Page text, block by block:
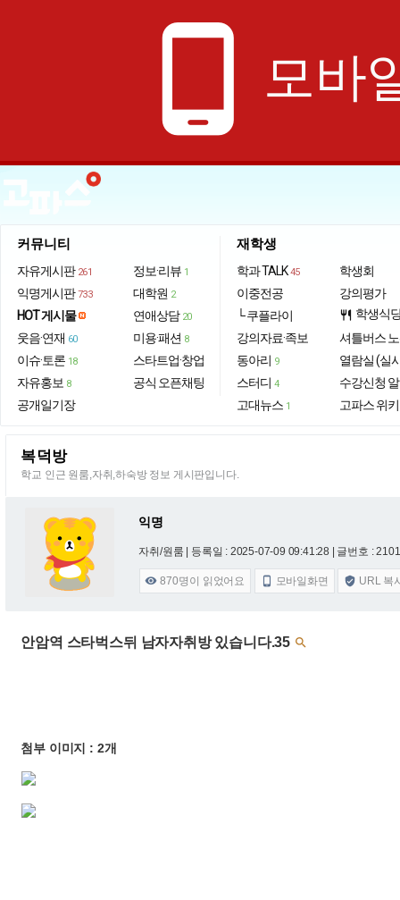
phone_android 모바
커뮤니티
자유게시판 261
익명게시판 733
HOT 게시물
웃음·연재 60
이슈·토론 18
자유홍보 8
공개일기장
정보·리뷰 1
대학원 2
연애상담 20
미용·패션 8
스타트업·창업
공식 오픈채팅
재학생
학과 TALK 45
이중전공
└ 쿠플라이
강의자료·족보
동아리 9
스터디 4
고대뉴스 1
학생회
강의평가
restaurant 학생식
셔틀버스
열람실 (실
수강신청
고파스 위키
복덕방
학교 인근 원룸,자취,하숙방 정보 게시판입니다.
익명
자취/원룸 | 등록일 : 2025-07-09 09:41:28 | 글번호 :
 870명이 읽었어요  모바일화면  URL 복
안암역 스타벅스뒤 남자자취방 있습니다.35 
첨부 이미지 : 2개